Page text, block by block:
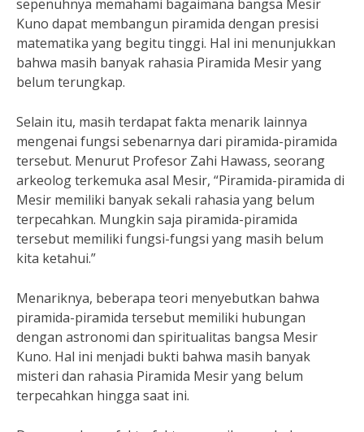
sepenuhnya memahami bagaimana bangsa Mesir
Kuno dapat membangun piramida dengan presisi
matematika yang begitu tinggi. Hal ini menunjukkan
bahwa masih banyak rahasia Piramida Mesir yang
belum terungkap.
Selain itu, masih terdapat fakta menarik lainnya
mengenai fungsi sebenarnya dari piramida-piramida
tersebut. Menurut Profesor Zahi Hawass, seorang
arkeolog terkemuka asal Mesir, “Piramida-piramida di
Mesir memiliki banyak sekali rahasia yang belum
terpecahkan. Mungkin saja piramida-piramida
tersebut memiliki fungsi-fungsi yang masih belum
kita ketahui.”
Menariknya, beberapa teori menyebutkan bahwa
piramida-piramida tersebut memiliki hubungan
dengan astronomi dan spiritualitas bangsa Mesir
Kuno. Hal ini menjadi bukti bahwa masih banyak
misteri dan rahasia Piramida Mesir yang belum
terpecahkan hingga saat ini.